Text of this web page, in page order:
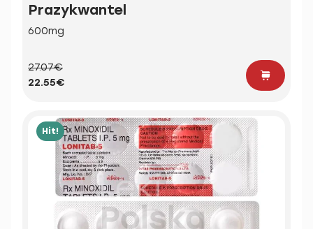
Prazykwantel
600mg
27.07€
22.55€
Hit!